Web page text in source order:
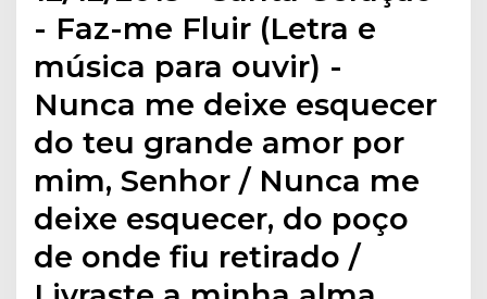
- Faz-me Fluir (Letra e
música para ouvir) -
Nunca me deixe esquecer
do teu grande amor por
mim, Senhor / Nunca me
deixe esquecer, do poço
de onde fiu retirado /